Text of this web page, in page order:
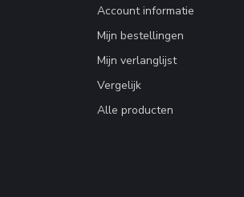
Account informatie
Mijn bestellingen
Mijn verlanglijst
Vergelijk
Alle producten